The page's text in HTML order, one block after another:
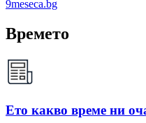
9meseca.bg
Времето
Ето какво време ни